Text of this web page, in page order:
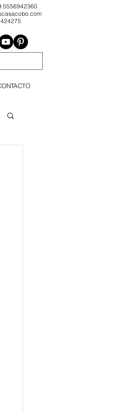
5556942360